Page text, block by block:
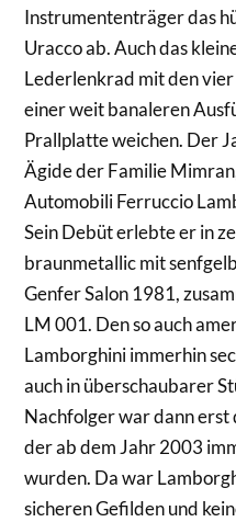
Instrumententräger das
Uracco ab. Auch das
Lederlenkrad mit den
einer weit banaleren
Prallplatte weichen. Der
Ägide der Familie
Automobili Ferruccio
Sein Debüt erlebte er in
braunmetallic mit
Genfer Salon 1981,
LM 001. Den so auch
Lamborghini immerhin
auch in überschaubarer
Nachfolger war dann erst
der ab dem Jahr 2003
wurden. Da war
sicheren Gefilden und